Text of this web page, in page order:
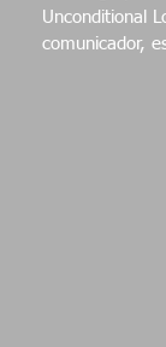
Unconditional
comunicador,